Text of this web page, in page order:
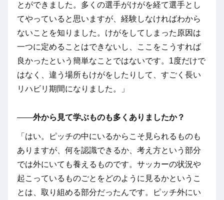
とができました。多くの選手がけがを経て選手とし
てやっていると思いますが、経験しなければわから
ないことを知りました。けがをしてしまった原因は
一つに定めることはできないし、ここをこうすれば
良かったという簡単なことではないです。1度だけで
はなく、違う場所もけがをしたりして、すごく長い
リハビリ期間になりました。」
――外から見て学ぶものも多くありましたか？
「はい。ピッチの中にいるからこそ見られるものも
ありますが、何を認識できるか、考え方という部分
では外にいても養えるものです。サッカーの状況や
起こっているものごとをどのように見るかというこ
とは、取り組める部分だったんです。ピッチ外にい